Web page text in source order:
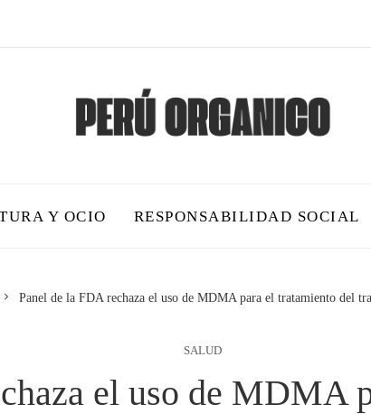
Y OCIO RESPONSABILIDAD SOCIAL
Panel de la FDA rechaza el uso de MDMA para el tratamiento del
SALUD
el uso de MDMA